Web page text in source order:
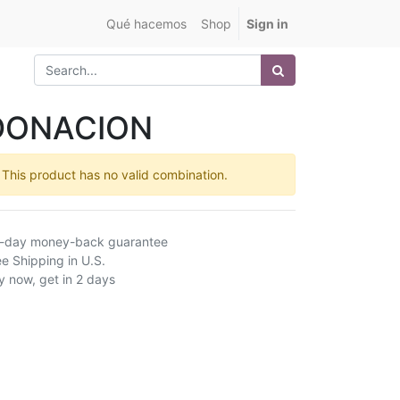
Qué hacemos Shop Sign in
This product has no valid combination.
day money-back guarantee
Shipping in U.S.
now, get in 2 days